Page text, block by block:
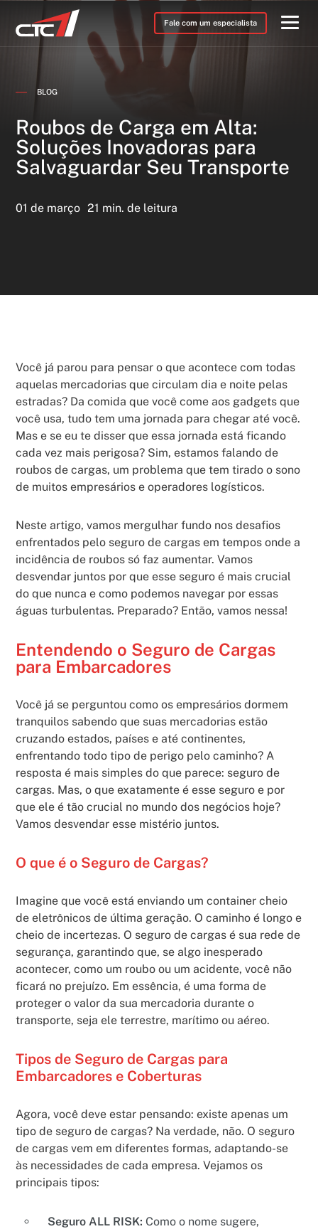
Fale com um especialista
BLOG
Roubos de Carga em Alta:
Soluções Inovadoras para
Salvaguardar Seu Transporte
01 de março 21 min. de leitura
Você já parou para pensar o que acontece com todas
aquelas mercadorias que circulam dia e noite pelas
estradas? Da comida que você come aos gadgets que
você usa, tudo tem uma jornada para chegar até você.
Mas e se eu te disser que essa jornada está ficando
cada vez mais perigosa? Sim, estamos falando de
roubos de cargas, um problema que tem tirado o sono
de muitos empresários e operadores logísticos.
Neste artigo, vamos mergulhar fundo nos desafios
enfrentados pelo seguro de cargas em tempos onde a
incidência de roubos só faz aumentar. Vamos
desvendar juntos por que esse seguro é mais crucial
do que nunca e como podemos navegar por essas
águas turbulentas. Preparado? Então, vamos nessa!
Entendendo o Seguro de Cargas
para Embarcadores
Você já se perguntou como os empresários dormem
tranquilos sabendo que suas mercadorias estão
cruzando estados, países e até continentes,
enfrentando todo tipo de perigo pelo caminho? A
resposta é mais simples do que parece: seguro de
cargas. Mas, o que exatamente é esse seguro e por
que ele é tão crucial no mundo dos negócios hoje?
Vamos desvendar esse mistério juntos.
O que é o Seguro de Cargas?
Imagine que você está enviando um container cheio
de eletrônicos de última geração. O caminho é longo e
cheio de incertezas. O seguro de cargas é sua rede de
segurança, garantindo que, se algo inesperado
acontecer, como um roubo ou um acidente, você não
ficará no prejuízo. Em essência, é uma forma de
proteger o valor da sua mercadoria durante o
transporte, seja ele terrestre, marítimo ou aéreo.
Tipos de Seguro de Cargas para
Embarcadores e Coberturas
Agora, você deve estar pensando: existe apenas um
tipo de seguro de cargas? Na verdade, não. O seguro
de cargas vem em diferentes formas, adaptando-se
às necessidades de cada empresa. Vejamos os
principais tipos:
Seguro ALL RISK: Como o nome sugere,